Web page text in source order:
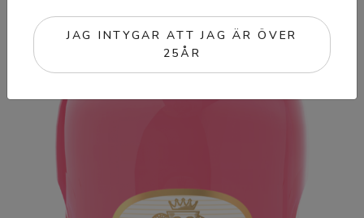
JAG INTYGAR ATT JAG ÄR ÖVER
25ÅR